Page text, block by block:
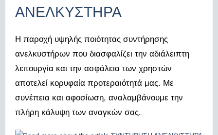
ΑΝΕΛΚΥΣΤΗΡΑ
Η παροχή υψηλής ποιότητας συντήρησης
ανελκυστήρων που διασφαλίζει την αδιάλειπτη
λειτουργία και την ασφάλεια των χρηστών
αποτελεί κορυφαία προτεραιότητά μας. Με
συνέπεια και αφοσίωση, αναλαμβάνουμε την
πλήρη κάλυψη των αναγκών σας.